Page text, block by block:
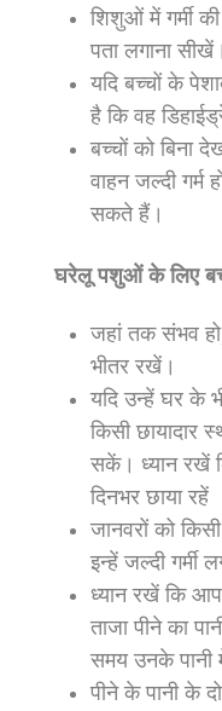
शिशुओं में गर्मी की
पता लगाना सीखें।
यदि बच्चों के
है कि वह
बच्चों को बिना
वाहन जल्दी गर्म
सकते हैं।
घरेलू पशुओं के लिए
जहां तक संभव
भीतर रखें।
यदि उन्हें घर के
किसी छायादार
सकें। ध्यान रखें
दिनभर छाया रहें
जानवरों को
इन्हें जल्दी गर्मी
ध्यान रखें कि
ताजा पीने का
समय उनके पानी
पीने के पानी के